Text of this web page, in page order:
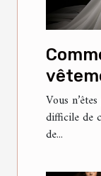
votre
Vous
difficile de
de...